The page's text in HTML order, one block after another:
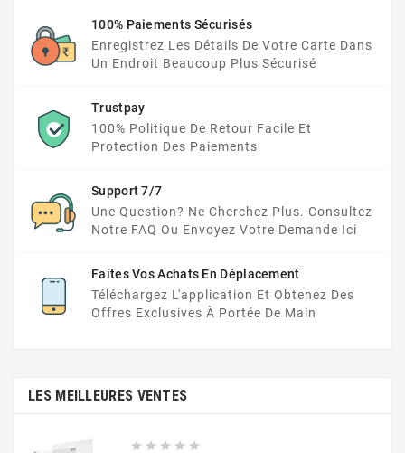
100% Paiements Sécurisés
Enregistrez Les Détails De Votre Carte Dans
Un Endroit Beaucoup Plus Sécurisé
Trustpay
100% Politique De Retour Facile Et
Protection Des Paiements
Support 7/7
Une Question? Ne Cherchez Plus. Consultez
Notre FAQ Ou Envoyez Votre Demande Ici
Faites Vos Achats En Déplacement
Téléchargez L'application Et Obtenez Des
Offres Exclusives À Portée De Main
LES MEILLEURES VENTES
    